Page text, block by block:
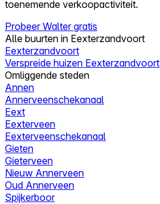
toenemende verkoopactiviteit.
Probeer Walter gratis
Alle buurten in Eexterzandvoort
Eexterzandvoort
Verspreide huizen Eexterzandvoort
Omliggende steden
Annen
Annerveenschekanaal
Eext
Eexterveen
Eexterveenschekanaal
Gieten
Gieterveen
Nieuw Annerveen
Oud Annerveen
Spijkerboor